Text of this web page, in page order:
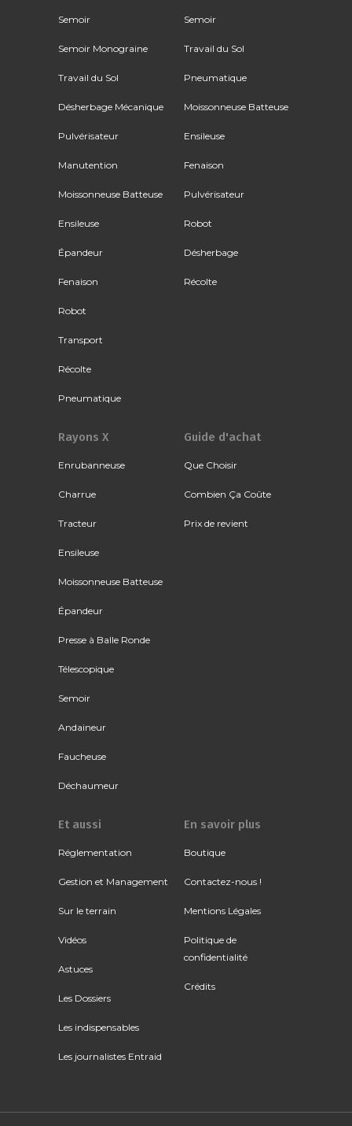
Semoir
Semoir Monograine
Travail du Sol
Désherbage Mécanique
Pulvérisateur
Manutention
Moissonneuse Batteuse
Ensileuse
Épandeur
Fenaison
Robot
Transport
Récolte
Pneumatique
Semoir
Travail du Sol
Pneumatique
Moissonneuse Batteuse
Ensileuse
Fenaison
Pulvérisateur
Robot
Désherbage
Récolte
Rayons X
Enrubanneuse
Charrue
Tracteur
Ensileuse
Moissonneuse Batteuse
Épandeur
Presse à Balle Ronde
Télescopique
Semoir
Andaineur
Faucheuse
Déchaumeur
Guide d'achat
Que Choisir
Combien Ça Coûte
Prix de revient
Et aussi
Réglementation
Gestion et Management
Sur le terrain
Vidéos
Astuces
Les Dossiers
Les indispensables
Les journalistes Entraid
En savoir plus
Boutique
Contactez-nous !
Mentions Légales
Politique de
confidentialité
Crédits